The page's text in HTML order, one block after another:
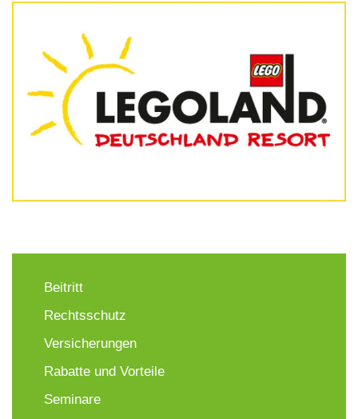
Beitritt
Rechtsschutz
Versicherungen
Rabatte und Vorteile
Seminare